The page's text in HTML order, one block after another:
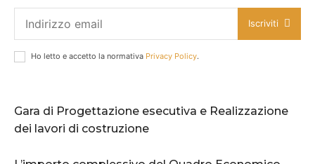
Iscriviti
Ho letto e accetto la normativa Privacy Policy.
Gara di Progettazione esecutiva e Realizzazione
dei lavori di costruzione